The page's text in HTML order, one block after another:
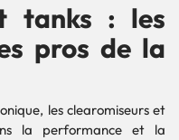
tanks : les
pros de la
les clearomiseurs et
la performance et la